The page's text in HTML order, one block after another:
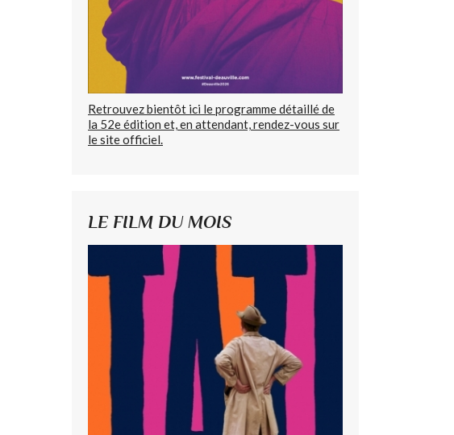
Retrouvez bientôt ici le programme détaillé de
la 52e édition et, en attendant, rendez-vous sur
le site officiel.
LE FILM DU MOIS